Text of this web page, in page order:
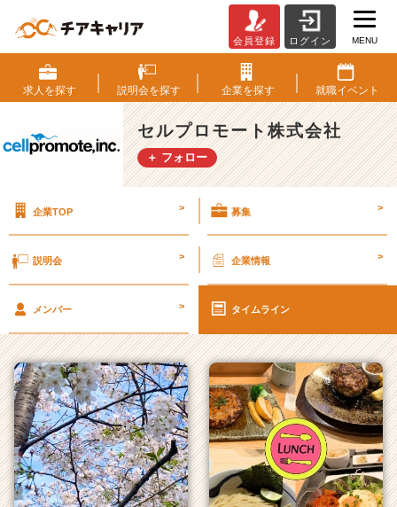
ル
プ
ロ
モ
ー
ト
社
イ
ン
一
覧
|
ベ
ン
チ
ャ
会員登録 ログイン MENU
求人を探す 説明会を探す 企業を探す 就職イベント
セルプロモート株式会社
＋ フォロー
企業TOP > 募集 >
説明会 > 企業情報 >
メンバー > タイムライン